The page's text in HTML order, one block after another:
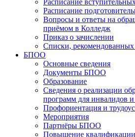
Расписание
Расписание
Вопросы и ответы на
приёмом в Колледж
Приказ о зачислении
Списки,
БПОО
Основные сведения
Документы БПОО
Образование
Сведения о реализации
программ для
Профориентация и
Мероприятия
Партнёры БПОО
Повышение квалификации